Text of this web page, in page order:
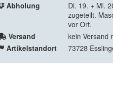
Abholung
Di. 19. + Mi.
zugeteilt.
vor Ort.
Versand
kein Versand
Artikelstandort
73728